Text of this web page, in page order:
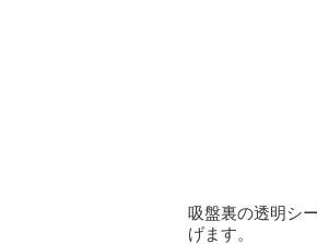
吸盤裏の透明シ
げます。